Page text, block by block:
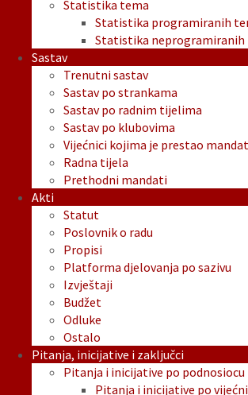
Statistika tema
Statistika programiranih
Statistika neprogramiranih
Sastav
Trenutni sastav
Sastav po strankama
Sastav po radnim tijelima
Sastav po klubovima
Vijećnici kojima je prestao mandat
Radna tijela
Prethodni mandati
Akti
Statut
Poslovnik o radu
Propisi
Platforma djelovanja po sazivu
Izvještaji
Budžet
Odluke
Ostalo
Pitanja, inicijative i zaključci
Pitanja i inicijative po podnosiocu
Pitanja i inicijative po